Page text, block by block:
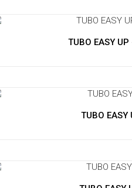
TUBO EASY
TUBO EASY